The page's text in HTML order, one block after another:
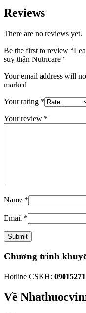
Reviews
There are no reviews yet.
Be the first to review
suy thận Nutricare”
Your email address will
marked
Your rating *
Your review *
Name *
Email *
Chương trình
Hotline CSKH:
Về